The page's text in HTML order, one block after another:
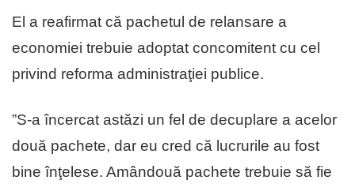
El a reafirmat că pachetul de relansare a
economiei trebuie adoptat concomitent cu cel
privind reforma administraţiei publice.
”S-a încercat astăzi un fel de decuplare a acelor
două pachete, dar eu cred că lucrurile au fost
bine înţelese. Amândouă pachete trebuie să fie